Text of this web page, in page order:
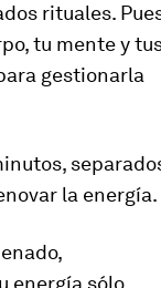
rituales.
tu mente y
gestionarla
,
la energía.
energía sólo